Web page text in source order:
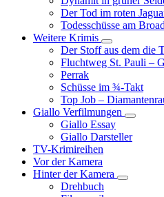
Der Tod im roten
Todesschüsse am
Weitere Krimis
von
Weitere
Der Stoff aus dem die
Fluchtweg St. Pauli –
Perrak
Schüsse im ¾-Takt
Top Job –
Giallo Verfilmungen
Giallo
Giallo Essay
Giallo Darsteller
TV-Krimireihen
Vor der Kamera
Hinter der Kamera
Drehbuch